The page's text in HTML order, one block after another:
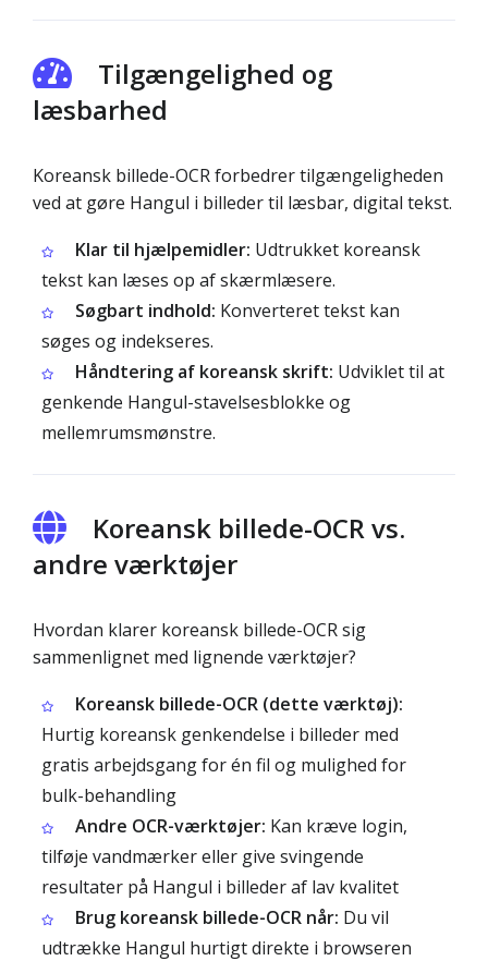
Tilgængelighed og
læsbarhed
Koreansk billede-OCR forbedrer tilgængeligheden
ved at gøre Hangul i billeder til læsbar, digital tekst.
Klar til hjælpemidler: Udtrukket koreansk
tekst kan læses op af skærmlæsere.
Søgbart indhold: Konverteret tekst kan
søges og indekseres.
Håndtering af koreansk skrift: Udviklet til at
genkende Hangul-stavelsesblokke og
mellemrumsmønstre.
Koreansk billede-OCR vs.
andre værktøjer
Hvordan klarer koreansk billede-OCR sig
sammenlignet med lignende værktøjer?
Koreansk billede-OCR (dette værktøj):
Hurtig koreansk genkendelse i billeder med
gratis arbejdsgang for én fil og mulighed for
bulk-behandling
Andre OCR-værktøjer: Kan kræve login,
tilføje vandmærker eller give svingende
resultater på Hangul i billeder af lav kvalitet
Brug koreansk billede-OCR når: Du vil
udtrække Hangul hurtigt direkte i browseren